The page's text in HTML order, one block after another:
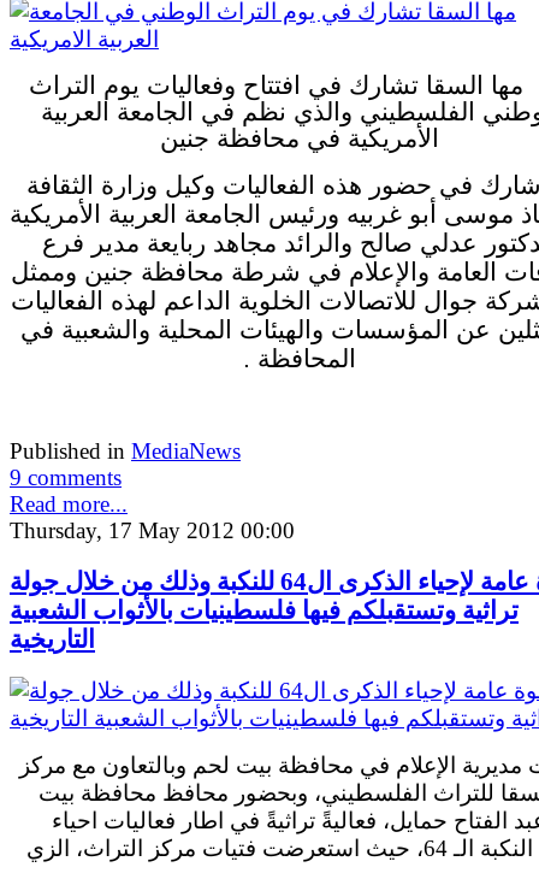
مها السقا تشارك في افتتاح وفعاليات يوم التراث
الفلسطيني والذي نظم في الجامعة العربية
الأمريكية في محافظة جنين
في حضور هذه الفعاليات وكيل وزارة الثقافة
موسى أبو غربيه ورئيس الجامعة العربية الأمريكية
عدلي صالح والرائد مجاهد ربايعة مدير فرع
العامة والإعلام في شرطة محافظة جنين وممثل
جوال للاتصالات الخلوية الداعم لهذه الفعاليات
عن المؤسسات والهيئات المحلية والشعبية في
المحافظة .
Published in MediaNews
9 comments
Read more...
Thursday, 17 May 2012 00:00
دعوة عامة لإحياء الذكرى ال64 للنكبة وذلك من خلال جولة
تراثية وتستقبلكم فيها فلسطينيات بالأثواب الشعبية
التاريخية
الإعلام في محافظة بيت لحم وبالتعاون مع مركز
للتراث الفلسطيني، وبحضور محافظ محافظة بيت
الفتاح حمايل، فعاليةً تراثيةً في اطار فعاليات احياء
استعرضت فتيات مركز التراث، الزي